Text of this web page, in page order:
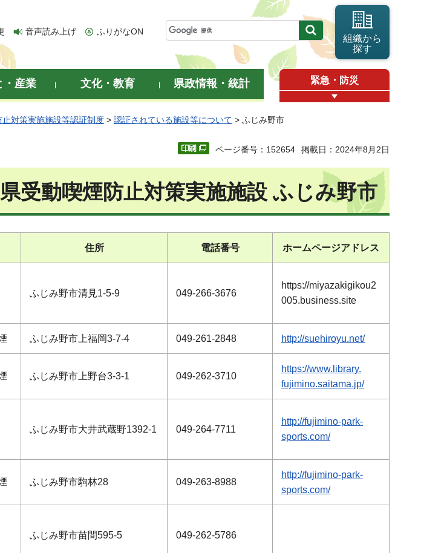
音声読み上げ ふりがなON
組織から
探す
・産業 文化・教育 県政情報・統計 緊急・防災
対策実施施設等認証制度 > 認証されている施設等について > ふじみ野市
ページ番号：152654 掲載日：2024年8月2日
受動喫煙防止対策実施施設 ふじみ野市
住所 電話番号 ホームページアドレス
ふじみ野市清見1-5-9 049-266-3676
https://miyazakigikou2
005.business.site
ふじみ野市上福岡3-7-4 049-261-2848 http://suehiroyu.net/
ふじみ野市上野台3-3-1 049-262-3710
https://www.library.
fujimino.saitama.jp/
ふじみ野市大井武蔵野1392-1 049-264-7711
http://fujimino-park-
sports.com/
ふじみ野市駒林28 049-263-8988
http://fujimino-park-
sports.com/
ふじみ野市苗間595-5 049-262-5786